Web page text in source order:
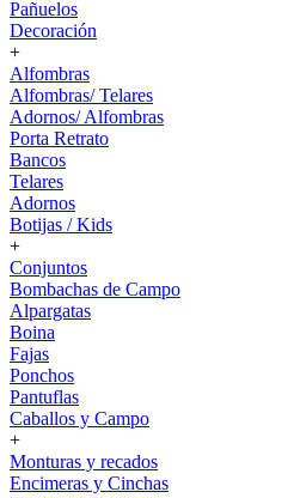
Pañuelos
Decoración
+
Alfombras
Alfombras/ Telares
Adornos/ Alfombras
Porta Retrato
Bancos
Telares
Adornos
Botijas / Kids
+
Conjuntos
Bombachas de Campo
Alpargatas
Boina
Fajas
Ponchos
Pantuflas
Caballos y Campo
+
Monturas y recados
Encimeras y Cinchas